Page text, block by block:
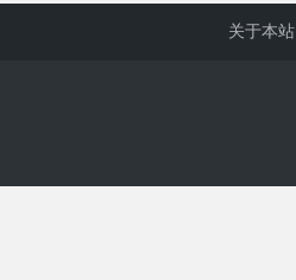
关于本站